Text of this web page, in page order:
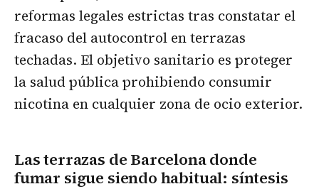
reformas legales estrictas tras constatar el
fracaso del autocontrol en terrazas
techadas. El objetivo sanitario es proteger
la salud pública prohibiendo consumir
nicotina en cualquier zona de ocio exterior.
Las terrazas de Barcelona donde
fumar sigue siendo habitual: síntesis